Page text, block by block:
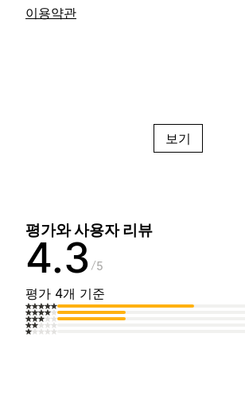
이용약관
보기
평가와 사용자 리뷰
4.3 5
평가 4개 기준